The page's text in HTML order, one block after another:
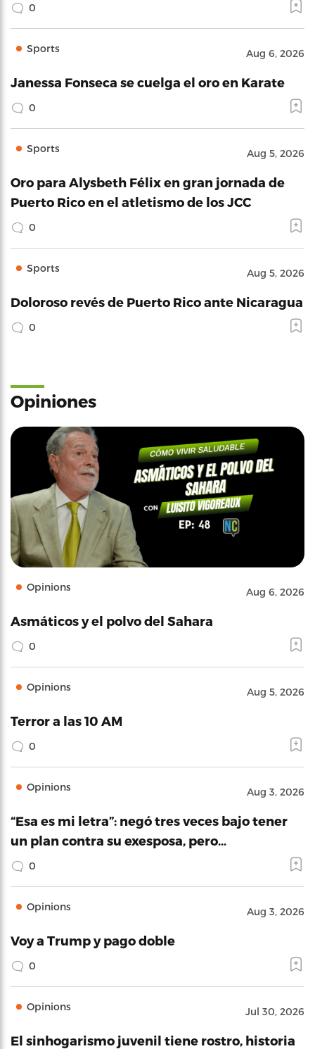
0
Sports Aug 6, 2026
Janessa Fonseca se cuelga el oro en Karate
0
Sports Aug 5, 2026
Oro para Alysbeth Félix en gran jornada de
Puerto Rico en el atletismo de los JCC
0
Sports Aug 5, 2026
Doloroso revés de Puerto Rico ante Nicaragua
0
Opiniones
Opinions Aug 6, 2026
Asmáticos y el polvo del Sahara
0
Opinions Aug 5, 2026
Terror a las 10 AM
0
Opinions Aug 3, 2026
“Esa es mi letra”: negó tres veces bajo tener
un plan contra su exesposa, pero…
0
Opinions Aug 3, 2026
Voy a Trump y pago doble
0
Opinions Jul 30, 2026
El sinhogarismo juvenil tiene rostro, historia